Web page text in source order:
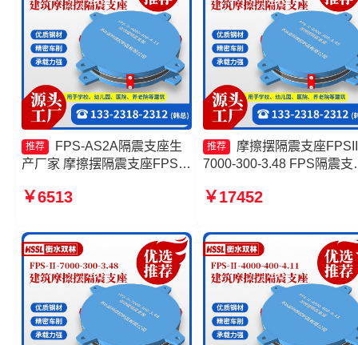
推荐
FPS-AS2A隔震支座生
产厂家 摩擦摆隔震支座FPSII-
摩擦摆减隔震支座源头工厂 摩
300-3.48
￥6513
推荐
摩擦摆隔震支座
7000-300-3.48 FPS隔震支
源头工厂
￥17452